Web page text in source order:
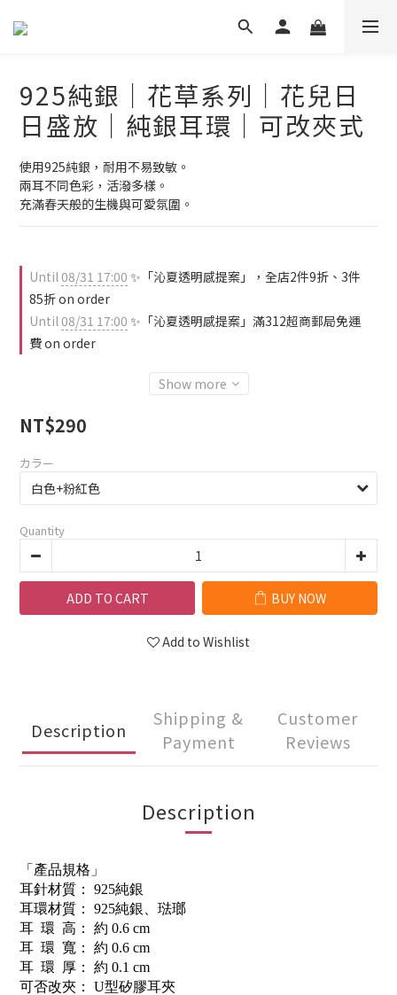
925純銀｜花草系列｜花兒日
日盛放｜純銀耳環｜可改夾式
使用925純銀，耐用不易致敏。
兩耳不同色彩，活潑多樣。
充滿春天般的生機與可愛氛圍。
Until08/31 17:00 ✨「沁夏透明感提案」，全店2件9折、3件
85折 on order
Until08/31 17:00 ✨「沁夏透明感提案」滿312超商郵局免運
費 on order
Show more
NT$290
カラー
Quantity
ADD TO CART BUY NOW
Add to Wishlist
Description
Shipping &
Payment
Customer
Reviews
Description
「產品規格」
耳針材質： 925純銀
耳環材質： 925純銀、琺瑯
耳 環 高： 約 0.6 cm
耳 環 寬： 約 0.6 cm
耳 環 厚： 約 0.1 cm
可否改夾： U型矽膠耳夾